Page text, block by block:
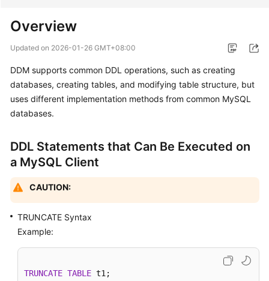
New
Bulletin
Service
Overview
Getting
Started
Guide
API
Overview
Updated on 2026-01-26 GMT+08:00
DDM supports common DDL operations, such as creating
databases, creating tables, and modifying table structure, but
uses different implementation methods from common MySQL
databases.
DDL Statements that Can Be Executed on
a MySQL Client
CAUTION:
TRUNCATE Syntax
Example:
TRUNCATE TABLE t1;